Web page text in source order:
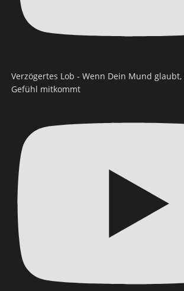
Verzögertes Lob - Wenn Dein Mund
Gefühl mitkommt